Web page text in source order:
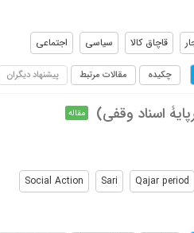
قاچاق کالا سیاسی اجتماعی
چکیده مقالات مرتبط پیشنهاد دیگران
اسناد وقفی) مقاله
Qajar period
Sari
Social Action